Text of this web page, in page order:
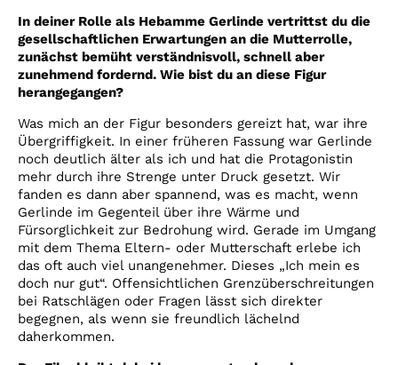
In deiner Rolle als Hebamme Gerlinde vertrittst du die
gesellschaftlichen Erwartungen an die Mutterrolle,
zunächst bemüht verständnisvoll, schnell aber
zunehmend fordernd. Wie bist du an diese Figur
herangegangen?
Was mich an der Figur besonders gereizt hat, war ihre
Übergriffigkeit. In einer früheren Fassung war Gerlinde
noch deutlich älter als ich und hat die Protagonistin
mehr durch ihre Strenge unter Druck gesetzt. Wir
fanden es dann aber spannend, was es macht, wenn
Gerlinde im Gegenteil über ihre Wärme und
Fürsorglichkeit zur Bedrohung wird. Gerade im Umgang
mit dem Thema Eltern- oder Mutterschaft erlebe ich
das oft auch viel unangenehmer. Dieses „Ich mein es
doch nur gut“. Offensichtlichen Grenzüberschreitungen
bei Ratschlägen oder Fragen lässt sich direkter
begegnen, als wenn sie freundlich lächelnd
daherkommen.